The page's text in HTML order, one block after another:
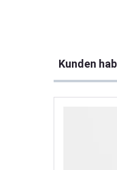
Kunden